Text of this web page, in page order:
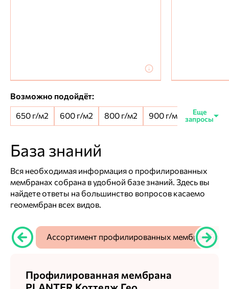
Возможно подойдёт:
650 г/м2
600 г/м2 800 г/м2 900 г/м2 650+100
База знаний
Вся необходимая информация о профилированных
мембранах собрана в удобной базе знаний. Здесь вы
найдете ответы на большинство вопросов касаемо
геомембран всех видов.
Ассортимент профилированных мембран
Профилированная мембрана